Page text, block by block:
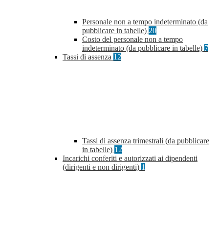
Personale non a tempo indeterminato (da
pubblicare in tabelle) 20
Costo del personale non a tempo
indeterminato (da pubblicare in tabelle) 7
Tassi di assenza 12
Tassi di assenza trimestrali (da pubblicare
in tabelle) 12
Incarichi conferiti e autorizzati ai dipendenti
(dirigenti e non dirigenti) 1